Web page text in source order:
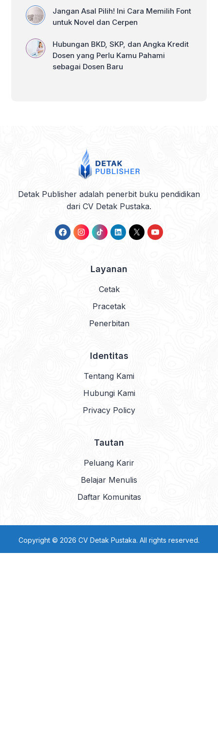
Jangan Asal Pilih! Ini Cara Memilih Font
untuk Novel dan Cerpen
Hubungan BKD, SKP, dan Angka Kredit
Dosen yang Perlu Kamu Pahami
sebagai Dosen Baru
Detak Publisher adalah penerbit buku pendidikan
dari CV Detak Pustaka.
Layanan
Cetak
Pracetak
Penerbitan
Identitas
Tentang Kami
Hubungi Kami
Privacy Policy
Tautan
Peluang Karir
Belajar Menulis
Daftar Komunitas
Copyright © 2026 CV Detak Pustaka. All rights reserved.